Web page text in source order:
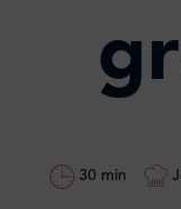
30 min